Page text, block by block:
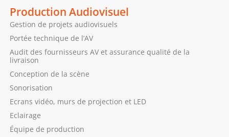
Production Audiovisuel
Gestion de projets audiovisuels
Portée technique de l’AV
Audit des fournisseurs AV et assurance qualité de la
livraison
Conception de la scène
Sonorisation
Ecrans vidéo, murs de projection et LED
Eclairage
Équipe de production